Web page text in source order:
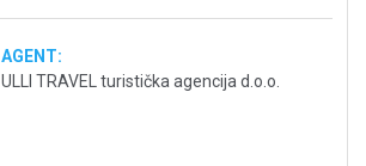
AGENT:
ULLI TRAVEL turistička agencija d.o.o.